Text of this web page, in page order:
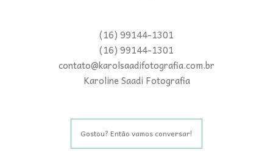
(16) 99144-1301
(16) 99144-1301
contato@karolsaadifotografia.com.br
Karoline Saadi Fotografia
Gostou? Então vamos conversar!